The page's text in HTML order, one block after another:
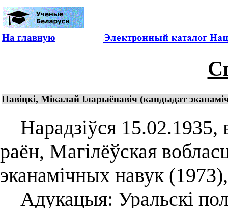
На главную
Навіцкі, Мікалай Іларыёнавіч (кандыдат
Нарадзіўся 15.02.1935,
раён, Магілёўская
эканамічных навук
Адукацыя: Уральскі